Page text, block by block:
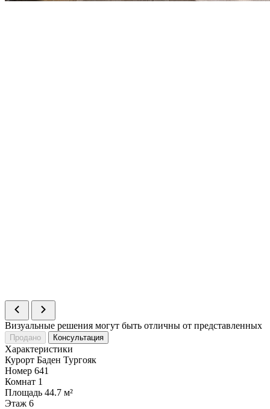
Визуальные решения могут быть отличны от представленных
Продано Консультация
Характеристики
Курорт Баден Тургояк
Номер 641
Комнат 1
Площадь 44.7 м²
Этаж 6